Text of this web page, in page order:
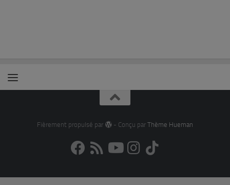
Fièrement propulsé par - Conçu par Thème Hueman